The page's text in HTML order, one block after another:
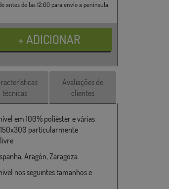
antes de las 12:00 para envío a península
técnicas
Avaliações de
clientes
em 100% poliéster e várias
particularmente
Aragón, Zaragoza
nos seguintes tamanhos e